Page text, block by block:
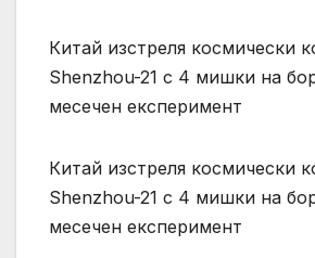
Китай изстреля космически
Shenzhou-21 с 4 мишки на
месечен експеримент
Китай изстреля космически
Shenzhou-21 с 4 мишки на
месечен експеримент